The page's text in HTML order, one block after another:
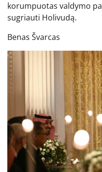
korumpuotas valdymo
sugriauti Holivudą.
Benas Švarcas